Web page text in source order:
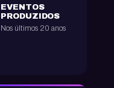
EVENTOS
PRODUZIDOS
Nos últimos 20 anos